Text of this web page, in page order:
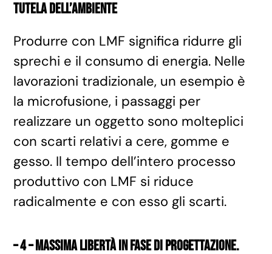
tutela dell’ambiente
Produrre con LMF significa ridurre gli
sprechi e il consumo di energia. Nelle
lavorazioni tradizionale, un esempio è
la microfusione, i passaggi per
realizzare un oggetto sono molteplici
con scarti relativi a cere, gomme e
gesso. Il tempo dell’intero processo
produttivo con LMF si riduce
radicalmente e con esso gli scarti.
– 4 – massima libertà in fase di progettazione.